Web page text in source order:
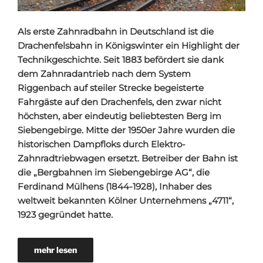
Als erste Zahnradbahn in Deutschland ist die
Drachenfelsbahn in Königswinter ein Highlight der
Technikgeschichte. Seit 1883 befördert sie dank
dem Zahnradantrieb nach dem System
Riggenbach auf steiler Strecke begeisterte
Fahrgäste auf den Drachenfels, den zwar nicht
höchsten, aber eindeutig beliebtesten Berg im
Siebengebirge. Mitte der 1950er Jahre wurden die
historischen Dampfloks durch Elektro-
Zahnradtriebwagen ersetzt. Betreiber der Bahn ist
die „Bergbahnen im Siebengebirge AG“, die
Ferdinand Mülhens (1844-1928), Inhaber des
weltweit bekannten Kölner Unternehmens „4711“,
1923 gegründet hatte.
mehr lesen